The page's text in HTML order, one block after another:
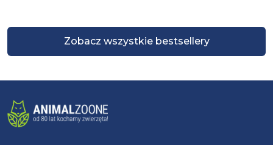
Zobacz wszystkie bestsellery